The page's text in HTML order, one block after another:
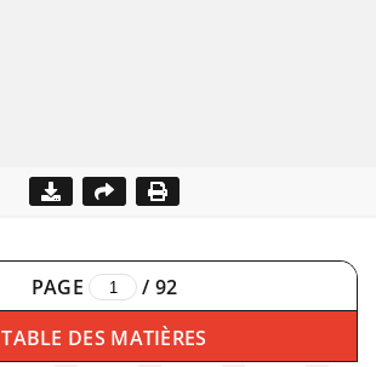
PAGE / 92
TABLE DES MATIÈRES